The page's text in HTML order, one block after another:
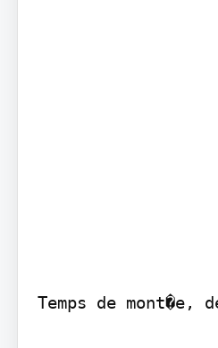
Temps de mont�e,